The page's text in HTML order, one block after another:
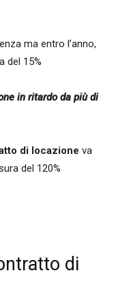
ma entro l’anno,
del 15%
in ritardo da più di
di locazione va
del 120%
di